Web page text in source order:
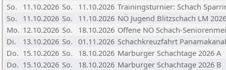
So. 11.10.2026 So. 11.10.2026 Trainingsturnier: Schach
So.
11.10.2026 So. 11.10.2026 NÖ Jugend Blitzschach LM 2026
Mo. 12.10.2026 So. 18.10.2026 Offene NÖ Schach-
Di.
13.10.2026 So. 01.11.2026 Schachkreuzfahrt
Do. 15.10.2026 So. 18.10.2026 Marburger Schachtage 2026 A
Do. 15.10.2026 So. 18.10.2026 Marburger Schachtage 2026 B